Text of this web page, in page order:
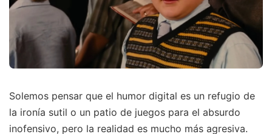
Solemos pensar que el humor digital es un refugio de
la ironía sutil o un patio de juegos para el absurdo
inofensivo, pero la realidad es mucho más agresiva.